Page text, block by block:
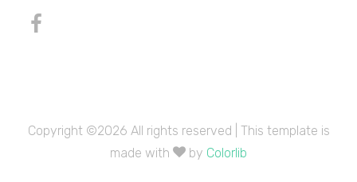
Copyright ©2026 All rights reserved | This template is
made with
by Colorlib